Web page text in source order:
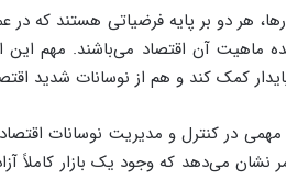
هر دو بر پایه فرضیاتی هستند که در
ماهیت آن اقتصاد می‌باشند. مهم
کمک کند و هم از نوسانات شدید
در کنترل و مدیریت نوسانات
نشان می‌دهد که وجود یک بازار کاملاً